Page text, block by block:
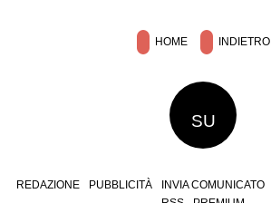
HOME INDIETRO
SU
REDAZIONE PUBBLICITÀ INVIA COMUNICATO